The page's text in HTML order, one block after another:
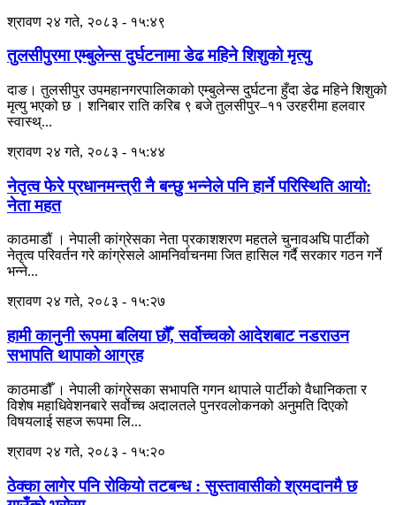
श्रावण २४ गते, २०८३ - १५:४९
तुलसीपुरमा एम्बुलेन्स दुर्घटनामा डेढ महिने शिशुको मृत्यु
दाङ। तुलसीपुर उपमहानगरपालिकाको एम्बुलेन्स दुर्घटना हुँदा डेढ महिने शिशुको
मृत्यु भएको छ । शनिबार राति करिब ९ बजे तुलसीपुर–११ उरहरीमा हलवार
स्वास्थ्...
श्रावण २४ गते, २०८३ - १५:४४
नेतृत्व फेरे प्रधानमन्त्री नै बन्छु भन्नेले पनि हार्ने परिस्थिति आयो:
नेता महत
काठमाडौं । नेपाली कांग्रेसका नेता प्रकाशशरण महतले चुनावअघि पार्टीको
नेतृत्व परिवर्तन गरे कांग्रेसले आमनिर्वाचनमा जित हासिल गर्दै सरकार गठन गर्ने
भन्ने...
श्रावण २४ गते, २०८३ - १५:२७
हामी कानुनी रूपमा बलिया छौँ, सर्वोच्चको आदेशबाट नडराउन
सभापति थापाको आग्रह
काठमाडौँ । नेपाली कांग्रेसका सभापति गगन थापाले पार्टीको वैधानिकता र
विशेष महाधिवेशनबारे सर्वोच्च अदालतले पुनरवलोकनको अनुमति दिएको
विषयलाई सहज रूपमा लि...
श्रावण २४ गते, २०८३ - १५:२०
ठेक्का लागेर पनि रोकियो तटबन्ध : सुस्तावासीको श्रमदानमै छ